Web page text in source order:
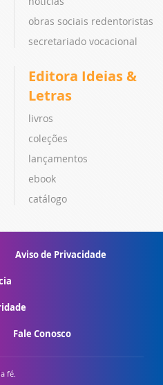
obras sociais redentoristas
secretariado vocacional
Editora Ideias &
Letras
livros
coleções
lançamentos
ebook
catálogo
Aviso de Privacidade
Fale Conosco
fé.